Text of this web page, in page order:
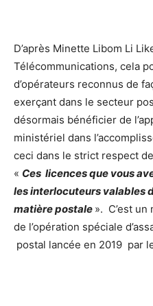
D’après Minette Libom Li
Télécommunications, cela
d’opérateurs reconnus de
exerçant dans le secteur
désormais bénéficier de
ministériel dans
ceci dans le strict respect
« Ces licences que vous
les interlocuteurs valables
matière postale ». C’est
de l’opération spéciale
postal lancée en 2019 par